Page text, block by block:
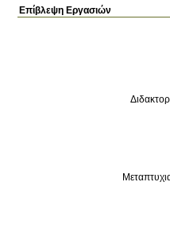
Επίβλεψη Εργασιών